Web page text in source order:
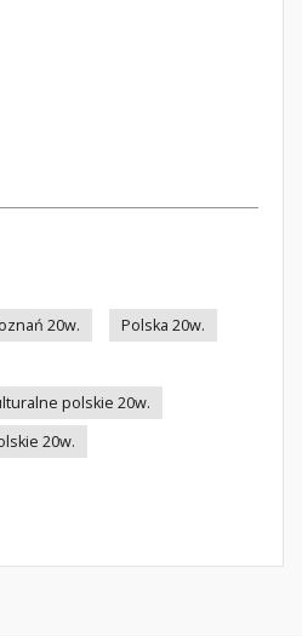
20w.
Polska 20w.
polskie 20w.
20w.